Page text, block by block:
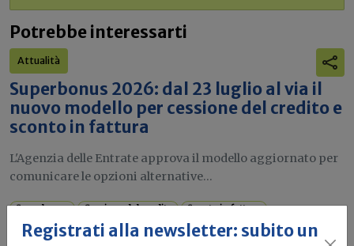
Potrebbe interessarti
Attualità
Superbonus 2026: dal 23 luglio al via il
nuovo modello per cessione del credito e
sconto in fattura
L'Agenzia delle Entrate approva il modello aggiornato per
comunicare le opzioni alternative...
Superbonus Cessione del credito
Sconto in fattura
Agenzia delle entrate
...
Registrati alla newsletter: subito un